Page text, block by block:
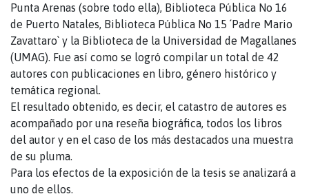
Punta Arenas (sobre todo ella), Biblioteca Pública No 16
de Puerto Natales, Biblioteca Pública No 15 ´Padre Mario
Zavattaro` y la Biblioteca de la Universidad de Magallanes
(UMAG). Fue así como se logró compilar un total de 42
autores con publicaciones en libro, género histórico y
temática regional.
El resultado obtenido, es decir, el catastro de autores es
acompañado por una reseña biográfica, todos los libros
del autor y en el caso de los más destacados una muestra
de su pluma.
Para los efectos de la exposición de la tesis se analizará a
uno de ellos.